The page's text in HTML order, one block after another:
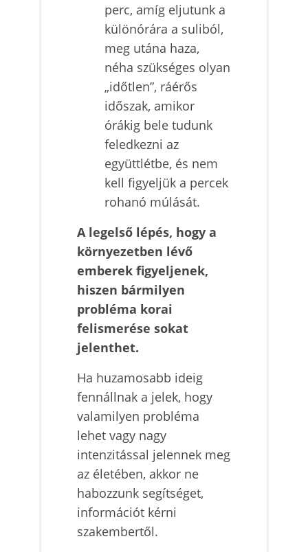
perc, amíg eljutunk a
különórára a suliból,
meg utána haza,
néha szükséges olyan
„időtlen”, ráérős
időszak, amikor
órákig bele tudunk
feledkezni az
együttlétbe, és nem
kell figyeljük a percek
rohanó múlását.
A legelső lépés, hogy a
környezetben lévő
emberek figyeljenek,
hiszen bármilyen
probléma korai
felismerése sokat
jelenthet.
Ha huzamosabb ideig
fennállnak a jelek, hogy
valamilyen probléma
lehet vagy nagy
intenzitással jelennek meg
az életében, akkor ne
habozzunk segítséget,
információt kérni
szakembertől.